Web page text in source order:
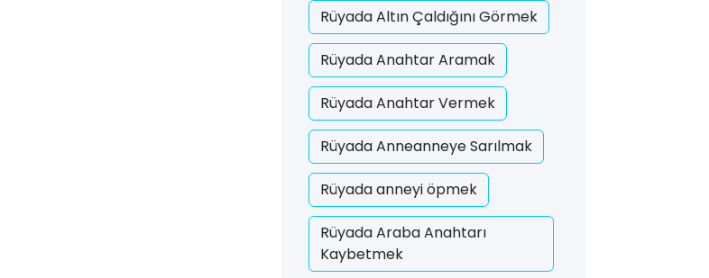
Rüyada Altın Çaldığını Görmek
Rüyada Anahtar Aramak
Rüyada Anahtar Vermek
Rüyada Anneanneye Sarılmak
Rüyada anneyi öpmek
Rüyada Araba Anahtarı
Kaybetmek